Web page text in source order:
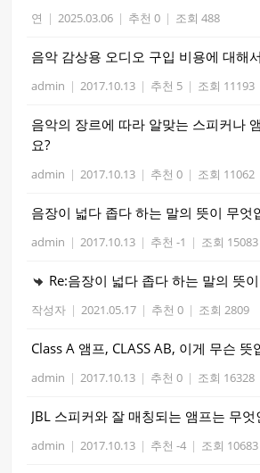
연 | 2025.03.06 | 추천 0 | 조회 488
음악 감상용 오디오 구입 비용에 대해
admin | 2017.10.13 | 추천 5 | 조회 11193
음악의 장르에 따라 알맞는 스피커나
요?
admin | 2017.10.13 | 추천 0 | 조회 11062
음장이 넓다 좁다 하는 말의 뜻이 무엇
admin | 2017.10.13 | 추천 -1 | 조회 15083
Re:음장이 넓다 좁다 하는 말의 뜻
작성자 | 2021.05.17 | 추천 0 | 조회 2809
Class A 앰프, CLASS AB, 이게 무슨 뜻
admin | 2017.10.13 | 추천 0 | 조회 16328
JBL 스피커와 잘 매칭되는 앰프는 무엇
admin | 2017.10.13 | 추천 -4 | 조회 10683